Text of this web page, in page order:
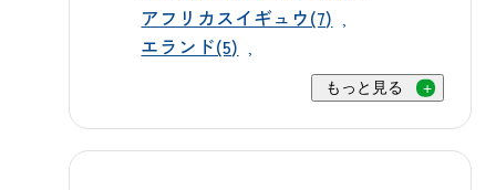
夏を過ごしています。 ミニチュアホ
ースやウサギなど、暑さに弱い動物
たちは、夏の間は木陰エリアに移動
んでもらえるようにしています。 動
カーでは見ることができません。ぜ
ひエサやりバスツアー（毎日運行・
約85分・1,800円）またはサファリバ
ス（土日祝運行・約70分・1,200円）
アフリカスイギュウ(7)
エランド(5)
もっと見る